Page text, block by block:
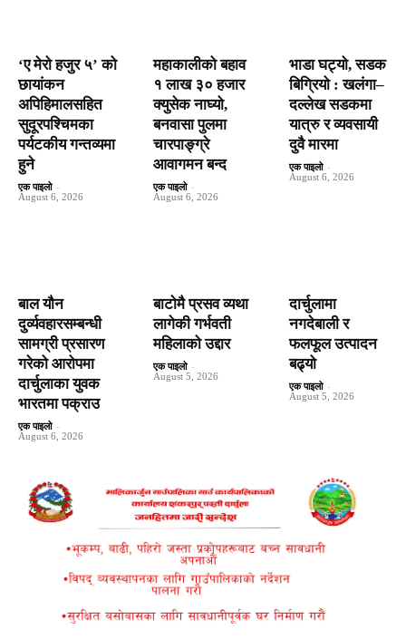
‘ए मेरो हजुर ५’ को
छायांकन
अपिहिमालसहित
सुदूरपश्चिमका
पर्यटकीय गन्तव्यमा
हुने
एक पाइलो -
August 6, 2026
महाकालीको बहाव
१ लाख ३० हजार
क्युसेक नाघ्यो,
बनवासा पुलमा
चारपाङ्ग्रे
आवागमन बन्द
एक पाइलो -
August 6, 2026
भाडा घट्यो, सडक
बिग्रियो : खलंगा–
दल्लेख सडकमा
यात्रु र व्यवसायी
दुवै मारमा
एक पाइलो -
August 6, 2026
बाल यौन
दुर्व्यवहारसम्बन्धी
सामग्री प्रसारण
गरेको आरोपमा
दार्चुलाका युवक
भारतमा पक्राउ
एक पाइलो -
August 6, 2026
बाटाेमै प्रसव व्यथा
लागेकी गर्भवती
महिलाको उद्दार
एक पाइलो -
August 5, 2026
दार्चुलामा
नगदेबाली र
फलफूल उत्पादन
बढ्यो
एक पाइलो -
August 5, 2026